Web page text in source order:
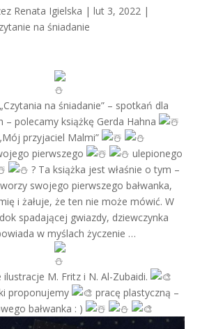
Renata Igielska | lut 3, 2022|
na śniadanie
na śniadanie” – spotkań dla
– polecamy książkę Gerda Hahna
przyjaciel Malmi”
pierwszego
ulepionego
? Ta książka jest właśnie o tym –
swojego pierwszego bałwanka,
i żałuje, że ten nie może mówić. W
spadającej gwiazdy, dziewczynka
w myślach życzenie …
ilustracje M. Fritz i N. Al-Zubaidi.
proponujemy
pracę plastyczną –
bałwanka : )